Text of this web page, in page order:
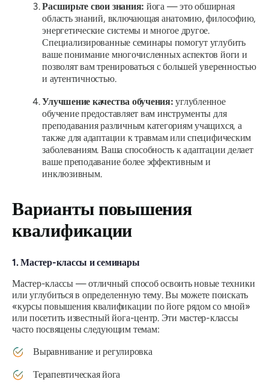
Расширьте свои знания: йога — это обширная
область знаний, включающая анатомию, философию,
энергетические системы и многое другое.
Специализированные семинары помогут углубить
ваше понимание многочисленных аспектов йоги и
позволят вам тренироваться с большей уверенностью
и аутентичностью.
Улучшение качества обучения: углубленное
обучение предоставляет вам инструменты для
преподавания различным категориям учащихся, а
также для адаптации к травмам или специфическим
заболеваниям. Ваша способность к адаптации делает
ваше преподавание более эффективным и
инклюзивным.
Варианты повышения
квалификации
1. Мастер-классы и семинары
Мастер-классы — отличный способ освоить новые техники
или углубиться в определенную тему. Вы можете поискать
«курсы повышения квалификации по йоге рядом со мной»
или посетить известный йога-центр. Эти мастер-классы
часто посвящены следующим темам:
Выравнивание и регулировка
Терапевтическая йога